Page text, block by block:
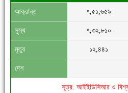
'বাংলা সাহিত্যানুরাগীরা তাঁর অবদানকে চিরকাল
আক্রান্ত ৭,৫১,৬৫৯
সুস্থ ৭,৩২,৮১০
মৃত্যু ১২,৪৪১
দেশ
সূত্র: আইইডিসিআর ও বিশ্ব